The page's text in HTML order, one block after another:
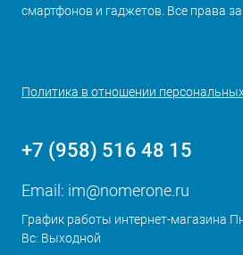
смартфонов и гаджетов. Все права
Политика в отношении
+7 (958) 516 48 15
Email: im@nomerone.ru
График работы интернет-магазина
Вс: Выходной